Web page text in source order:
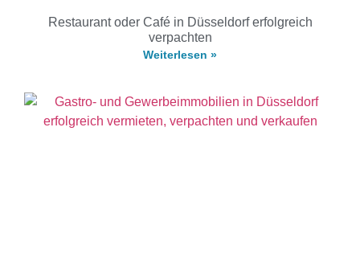
Restaurant oder Café in Düsseldorf erfolgreich
verpachten
Weiterlesen »